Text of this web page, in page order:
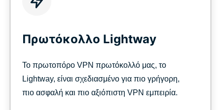
Πρωτόκολλο Lightway
Το πρωτοπόρο VPN πρωτόκολλό μας, το
Lightway, είναι σχεδιασμένο για πιο γρήγορη,
πιο ασφαλή και πιο αξιόπιστη VPN εμπειρία.